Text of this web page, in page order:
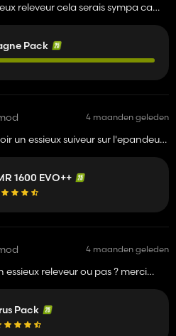
releveur cela serais sympa ca
Pack
4 maanden geleden
un essieux suiveur sur l'epandeur
1600 EVO++
4 maanden geleden
releveur ou pas ? merci
Pack